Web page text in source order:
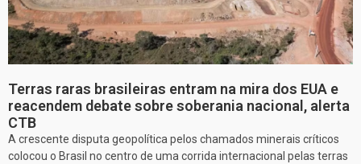
Terras raras brasileiras entram na mira dos EUA e
reacendem debate sobre soberania nacional, alerta
CTB
A crescente disputa geopolítica pelos chamados minerais críticos
colocou o Brasil no centro de uma corrida internacional pelas terras